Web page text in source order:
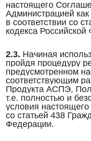
настоящего
Администрацией
в соответствии со
кодекса
2.3. Начиная
пройдя процедуру
предусмотренном
соответствующим
Продукта АСПЭ,
т.е. полностью и
условия
со статьей 438
Федерации.